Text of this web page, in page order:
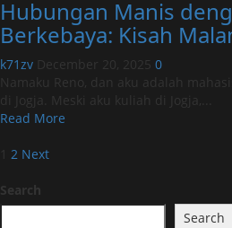
Manis
dengan
Wanita
Berkebaya:
Kisah
Malam
Hubungan Manis
Berkebaya: Kisah
k71zv December 20, 2025 0
Namaku Reno, dan aku adalah
di Jogja. Meski aku kuliah di Jogja,...
Read More
dengan
Posts
pagination
2 Next
Search
Search